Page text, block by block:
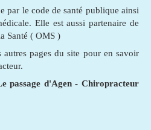
par le code de santé publique ainsi
Elle est aussi partenaire de
Santé ( OMS )
autres pages du site pour en savoir
passage d'Agen - Chiropracteur